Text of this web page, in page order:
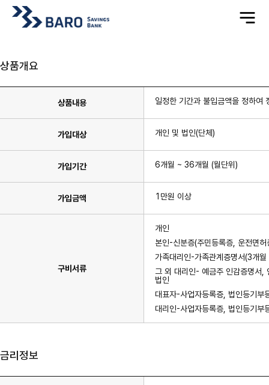
전
체
상품개요
상품내용 일정한 기간과 불입금액을 정하여
가입대상 개인 및 법인(단체)
가입기간 6개월 ~ 36개월 (월단위)
가입금액 1만원 이상
구비서류
개인
본인-신분증(주민등록증, 운전면허
가족대리인-가족관계증명서(3개
그 외 대리인- 예금주 인감증명서,
법인
대표자-사업자등록증, 법인등기부
대리인-사업자등록증, 법인등기부
금리정보